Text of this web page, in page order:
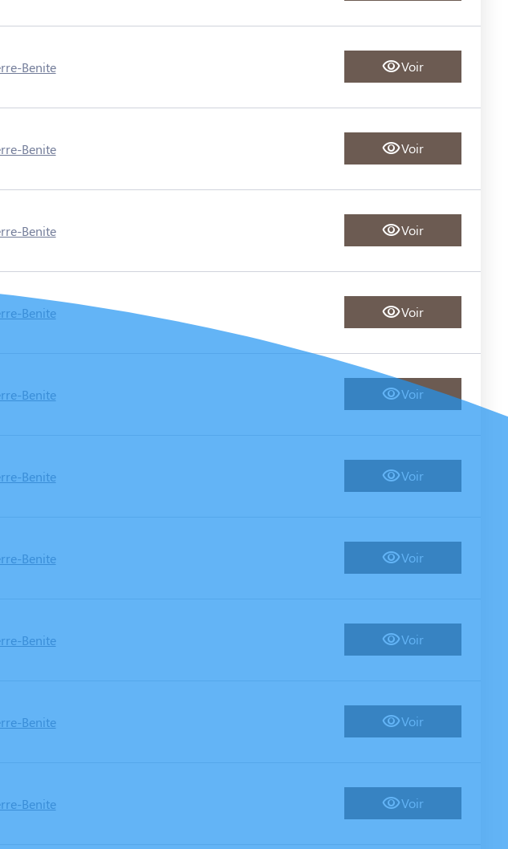
Benite Voir
Benite Voir
Benite Voir
Benite Voir
Benite Voir
Benite Voir
Benite Voir
Benite Voir
Benite Voir
Benite Voir